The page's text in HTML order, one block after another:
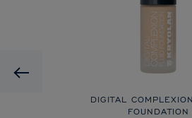
Previous
DIGITAL
FOUNDATION